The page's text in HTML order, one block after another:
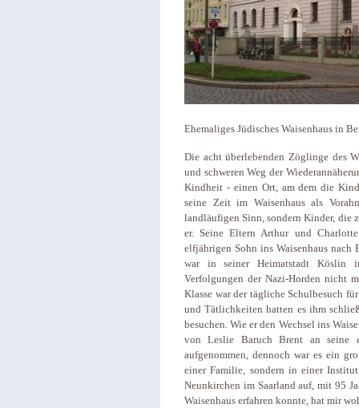
Ehemaliges Jüdisches Waisenhaus in
Die acht überlebenden Zöglinge des
und schweren Weg der
Kindheit - einen Ort, am dem die
seine Zeit im Waisenhaus als
landläufigen Sinn, sondern Kinder, die
er. Seine Eltern Arthur und
elfjährigen Sohn ins Waisenhaus
war in seiner Heimatstadt Köslin
Verfolgungen der Nazi-Horden nicht
Klasse war der tägliche Schulbesuch
und Tätlichkeiten hatten es ihm
besuchen. Wie er den Wechsel ins
von Leslie Baruch Brent an seine
aufgenommen, dennoch war es ein
einer Familie, sondern in einer
Neunkirchen im Saarland auf, mit 95
Waisenhaus erfahren konnte, hat mir